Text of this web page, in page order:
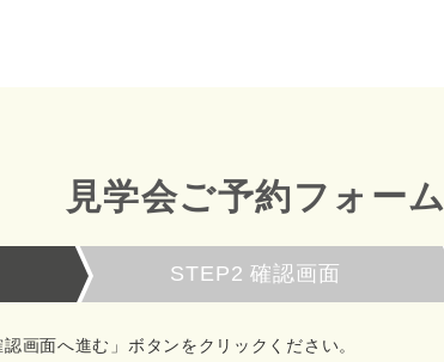
見学会ご予約フォーム
STEP2確認画面
画面へ進む」ボタンをクリックください。